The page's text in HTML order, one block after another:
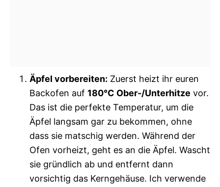
Äpfel vorbereiten: Zuerst heizt ihr euren
Backofen auf 180°C Ober-/Unterhitze vor.
Das ist die perfekte Temperatur, um die
Äpfel langsam gar zu bekommen, ohne
dass sie matschig werden. Während der
Ofen vorheizt, geht es an die Äpfel. Wascht
sie gründlich ab und entfernt dann
vorsichtig das Kerngehäuse. Ich verwende